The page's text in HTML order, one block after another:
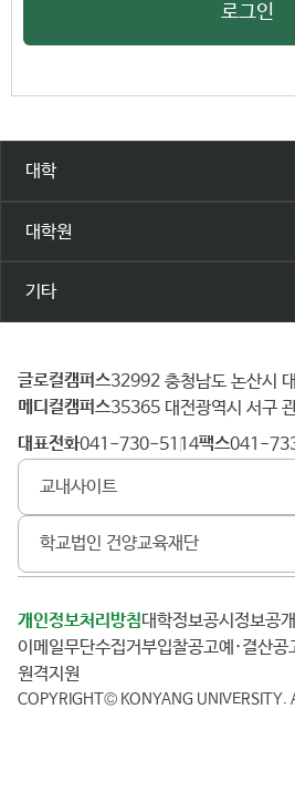
로그인
대학
대학원
기타
건
양
대
학
글로컬캠퍼스 32992 충청남도 논산시
메디컬캠퍼스 35365 대전광역시 서구
대표전화 041-730-5114 팩스 041-
교내사이트
학교법인 건양교육재단
개인정보처리방침 대학정보공시 정보공개
이메일무단수집거부
입찰공고 예·결산
원격지원
COPYRIGHT© KONYANG UNIVERSITY.